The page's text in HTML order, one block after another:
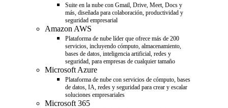
Suite en la nube con Gmail, Drive, Meet, Docs y
más, diseñada para colaboración, productividad y
seguridad empresarial
Amazon AWS
Plataforma de nube líder que ofrece más de 200
servicios, incluyendo cómputo, almacenamiento,
bases de datos, inteligencia artificial, redes y
seguridad, para empresas de cualquier tamaño
Microsoft Azure
Plataforma de nube con servicios de cómputo, bases
de datos, IA, redes y seguridad para crear y escalar
soluciones empresariales
Microsoft 365